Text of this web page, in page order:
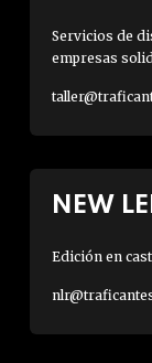
Servicios de
empresas
NEW
Edición en